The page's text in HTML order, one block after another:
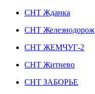
СНТ Жданка
СНТ Железнодорож
СНТ ЖЕМЧУГ-2
СНТ Житнево
СНТ ЗАБОРЬЕ